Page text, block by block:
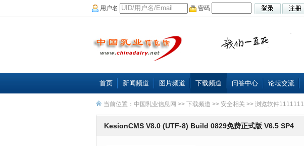
用户名 密码
首页 新闻频道 图片频道 下载频道 问答中心 论坛交流
当前位置： 中国乳业信息网 >> 下载频道 >> 安全相关 >> 浏览软件1111111
KesionCMS V8.0 (UTF-8) Build 0829免费正式版 V6.5 SP4